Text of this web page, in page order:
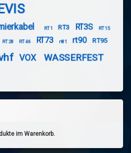
RT1 RT3 RT3S RT15
RT28 RT46 RT73 rt81 rt90 RT95
VOX
WASSERFEST
im Warenkorb.